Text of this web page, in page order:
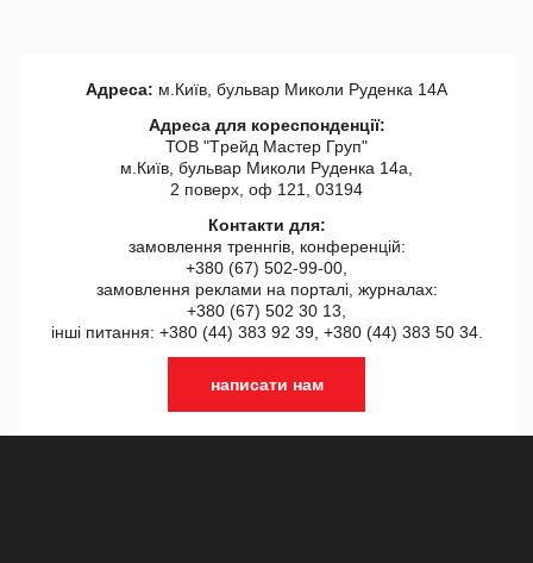
Адреса: м.Київ, бульвар Миколи Руденка 14А
Адреса для кореспонденції:
ТОВ "Tрейд Мастер Груп"
м.Київ, бульвар Миколи Руденка 14а,
2 поверх, оф 121, 03194
Контакти для:
замовлення треннгів, конференцій:
+380 (67) 502-99-00,
замовлення реклами на порталі, журналах:
+380 (67) 502 30 13,
інші питання: +380 (44) 383 92 39, +380 (44) 383 50 34.
написати нам